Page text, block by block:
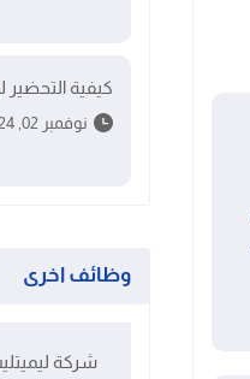
كيفية التحضير
نوفمبر 02, 2024
وظائف اخرى
شركة